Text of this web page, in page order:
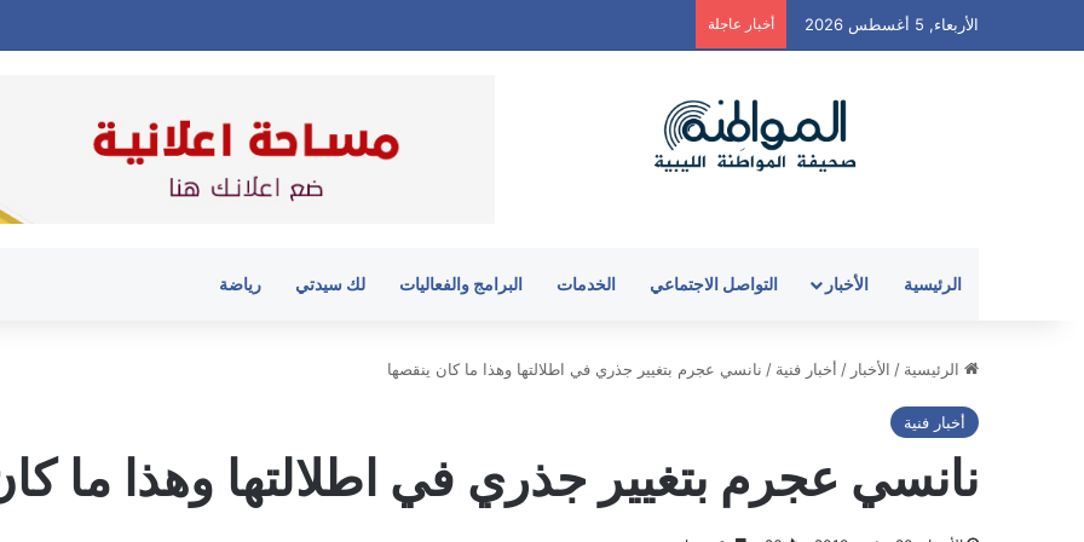
الأربعاء, 5 أغسطس 2026 أخبار عاجلة
الرئيسية الأخبار التواصل الاجتماعي الخدمات البرامج والفعاليات لك سيدتي رياضة
الرئيسية / الأخبار / أخبار فنية / نانسي عجرم بتغيير جذري في اطلالتها وهذا ما كان ينقصها
أخبار فنية
نانسي عجرم بتغيير جذري في اطلالتها وهذا ما